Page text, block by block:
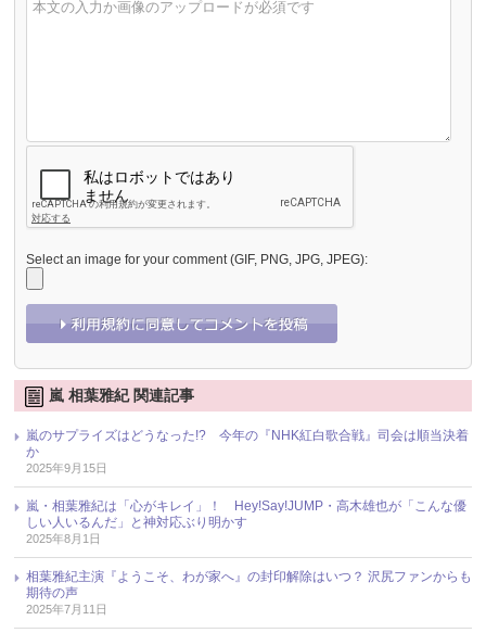
Select an image for your comment (GIF, PNG, JPG, JPEG):
嵐 相葉雅紀 関連記事
嵐のサプライズはどうなった!? 今年の『NHK紅白歌合戦』司会は順当決着
か
2025年9月15日
嵐・相葉雅紀は「心がキレイ」！ Hey!Say!JUMP・高木雄也が「こんな優
しい人いるんだ」と神対応ぶり明かす
2025年8月1日
相葉雅紀主演『ようこそ、わが家へ』の封印解除はいつ？ 沢尻ファンからも
期待の声
2025年7月11日